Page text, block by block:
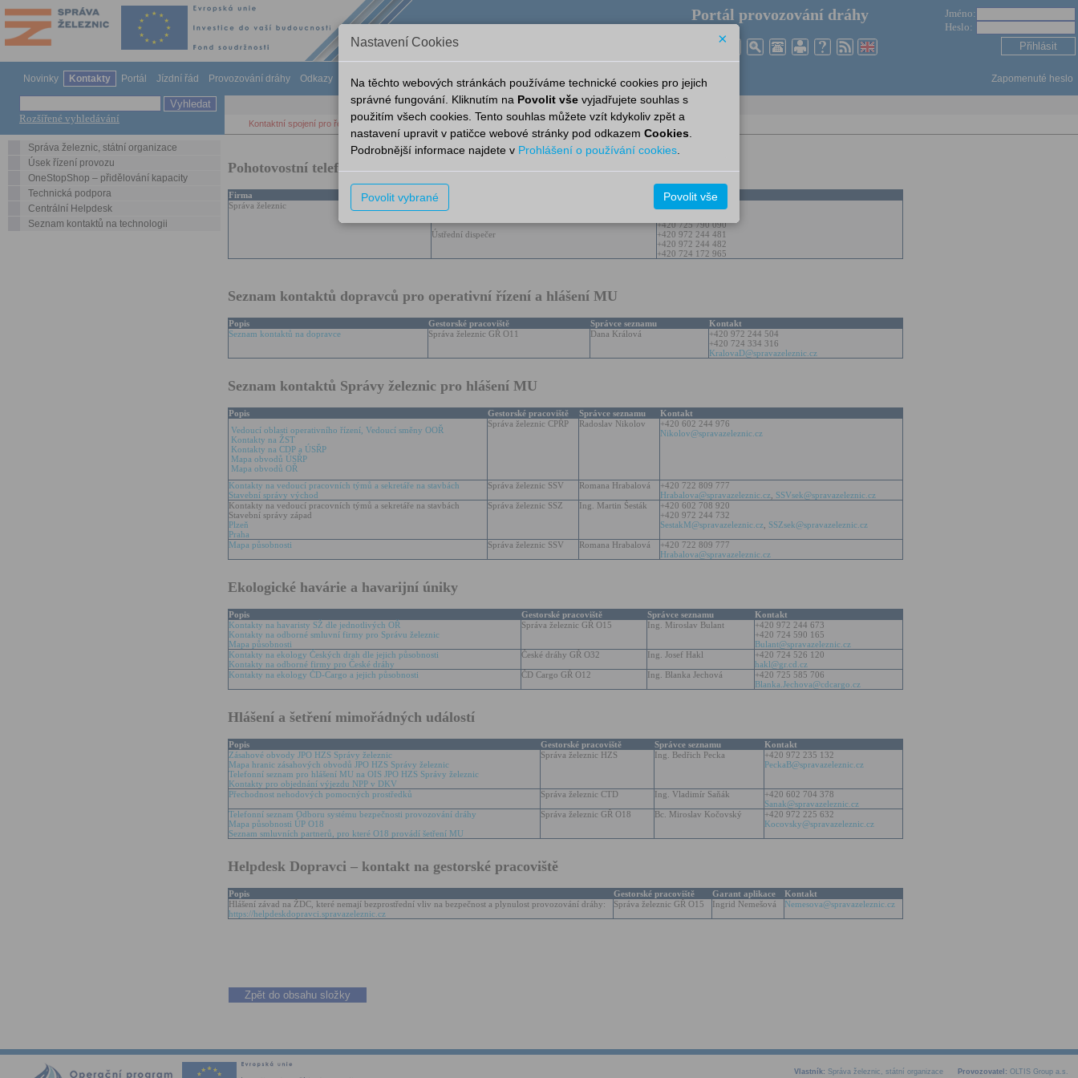
Portál provozování dráhy
Jméno:
Heslo:
Novinky Kontakty Portál Jízdní řád Provozování dráhy Odkazy Nápověda Provozní aplikace Aplikace Nový Portál Zapomenuté heslo
Rozšířené vyhledávání Kontaktní spojení pro řešení situací vzniklých na železniční dopravní cestě
Správa železnic, státní organizace
Úsek řízení provozu
OneStopShop – přidělování kapacity
Technická podpora
Centrální Helpdesk
Seznam kontaktů na technologii
Pohotovostní telefony Správy železnic, státní organizace
Firma Funkce
Kontakt
Správa železnic
Ústřední dispečer
+420 725 790 090
+420 972 244 481
+420 972 244 482
+420 724 172 965
Seznam kontaktů dopravců pro operativní řízení a hlášení MU
Popis Gestorské pracoviště Správce seznamu
Kontakt
Seznam kontaktů na dopravce
Správa železnic GŘ O11 Dana Králová
+420 972 244 504
+420 724 334 316
KralovaD@spravazeleznic.cz
Seznam kontaktů Správy železnic pro hlášení MU
Popis Gestorské pracoviště Správce seznamu
Kontakt
Vedoucí oblasti operativního řízení, Vedoucí směny OOŘ
Kontakty na ŽST
Kontakty na CDP a ÚSŘP
Mapa obvodů ÚSŘP
Mapa obvodů OŘ
Správa železnic CPŘP Radoslav Nikolov
+420 602 244 976
Nikolov@spravazeleznic.cz
Kontakty na vedoucí pracovních týmů a sekretáře na stavbách
Stavební správy východ
Správa železnic SSV Romana Hrabalová
+420 722 809 777
Hrabalova@spravazeleznic.cz
SSVsek@spravazeleznic.cz
Kontakty na vedoucí pracovních týmů a sekretáře na stavbách
Stavební správy západ
Plzeň
Praha
Správa železnic SSZ Ing. Martin Šesták
+420 602 708 920
+420 972 244 732
SestakM@spravazeleznic.cz
SSZsek@spravazeleznic.cz
Mapa působnosti Správa železnic SSV Romana Hrabalová
+420 722 809 777
Hrabalova@spravazeleznic.cz
Ekologické havárie a havarijní úniky
Popis Gestorské pracoviště Správce seznamu
Kontakt
Kontakty na havaristy SŽ dle jednotlivých OŘ
Kontakty na odborné smluvní firmy pro Správu železnic
Mapa působnosti
Správa železnic GŘ O15 Ing. Miroslav Bulant
+420 972 244 673
+420 724 590 165
Bulant@spravazeleznic.cz
Kontakty na ekology Českých drah dle jejich působnosti
Kontakty na odborné firmy pro České dráhy
České dráhy GŘ O32 Ing. Josef Hakl
+420 724 526 120
hakl@gr.cd.cz
Kontakty na ekology ČD-Cargo a jejich působnosti
ČD Cargo GŘ O12 Ing. Blanka Jechová
+420 725 585 706
Blanka.Jechova@cdcargo.cz
Hlášení a šetření mimořádných událostí
Popis Gestorské pracoviště Správce seznamu
Kontakt
Zásahové obvody JPO HZS Správy železnic
Mapa hranic zásahových obvodů JPO HZS Správy železnic
Telefonní seznam pro hlášení MU na OIS JPO HZS Správy železnic
Kontakty pro objednání výjezdu NPP v DKV
Správa železnic HZS Ing. Bedřich Pecka
+420 972 235 132
PeckaB@spravazeleznic.cz
Přechodnost nehodových pomocných prostředků Správa železnic CTD Ing. Vladimír Saňák
+420 602 704 378
Sanak@spravazeleznic.cz
Telefonní seznam Odboru systému bezpečnosti provozování dráhy
Mapa působnosti ÚP O18
Seznam smluvních partnerů, pro které O18 provádí šetření MU
Správa železnic GŘ O18 Bc. Miroslav Kočovský
+420 972 225 632
Kocovsky@spravazeleznic.cz
Helpdesk Dopravci – kontakt na gestorské pracoviště
Popis Gestorské pracoviště Garant aplikace
Kontakt
Hlášení závad na ŽDC, které nemají bezprostřední vliv na bezpečnost a plynulost provozování dráhy:
https://helpdeskdopravci.spravazeleznic.cz
Správa železnic GŘ O15 Ingrid Nemešová Nemesova@spravazeleznic.cz
Vlastník: Správa železnic, státní organizace Provozovatel: OLTIS Group a.s.
Nastavení Cookies ×
Na těchto webových stránkách používáme technické cookies pro jejich
správné fungování. Kliknutím na Povolit vše vyjadřujete souhlas s
použitím všech cookies. Tento souhlas můžete vzít kdykoliv zpět a
nastavení upravit v patičce webové stránky pod odkazem Cookies
Podrobnější informace najdete v Prohlášení o používání cookies
Povolit vybrané Povolit vše